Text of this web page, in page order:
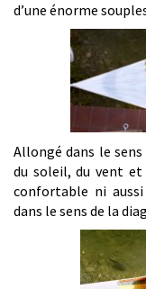
d’une énorme
Allongé dans le
du soleil, du vent et
confortable ni
dans le sens de la